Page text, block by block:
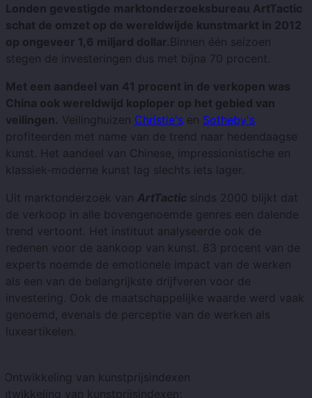
Londen gevestigde marktonderzoeksbureau ArtTactic
schat de omzet op de wereldwijde kunstmarkt in 2012
op ongeveer 1,6 miljard dollar. Binnen één seizoen
stegen de investeringen dus met bijna 70 procent.
Met een aandeel van 41 procent in de verkopen was
China ook wereldwijd koploper op het gebied van
veilingen. Veilinghuizen Christie's en Sotheby's
profiteerden met name van de trend naar hedendaagse
kunst. Het aandeel van Chinese, impressionistische en
klassiek-moderne kunst lag slechts iets lager.
Uit marktonderzoek van ArtTactic sinds 2000 blijkt dat
de verkoop in alle bovengenoemde genres een dalende
trend vertoont. Het instituut analyseerde ook de
redenen voor de aankoop van kunst. 83 procent van de
experts noemde de emotionele impact van de werken
als een van de belangrijkste drijfveren voor de
investering. Ook de maatschappelijke waarde werd vaak
genoemd, evenals de perceptie van de werken als
luxeartikelen.
van kunstprijsindexen;